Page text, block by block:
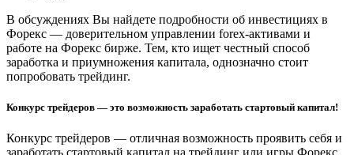
В обсуждениях Вы найдете подробности об инвестициях в
Форекс — доверительном управлении forex-активами и
работе на Форекс бирже. Тем, кто ищет честный способ
заработка и приумножения капитала, однозначно стоит
попробовать трейдинг.
Конкурс трейдеров — это возможность заработать стартовый капитал!
Конкурс трейдеров — отличная возможность проявить себя и